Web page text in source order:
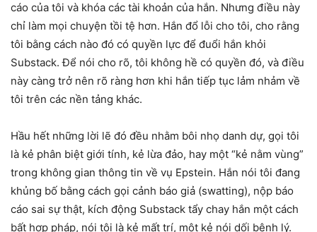
cáo của tôi và khóa các tài khoản của hắn. Nhưng điều này
chỉ làm mọi chuyện tồi tệ hơn. Hắn đổ lỗi cho tôi, cho rằng
tôi bằng cách nào đó có quyền lực để đuổi hắn khỏi
Substack. Để nói cho rõ, tôi không hề có quyền đó, và điều
này càng trở nên rõ ràng hơn khi hắn tiếp tục lảm nhảm về
tôi trên các nền tảng khác.
Hầu hết những lời lẽ đó đều nhằm bôi nhọ danh dự, gọi tôi
là kẻ phân biệt giới tính, kẻ lừa đảo, hay một “kẻ nằm vùng”
trong không gian thông tin về vụ Epstein. Hắn nói tôi đang
khủng bố bằng cách gọi cảnh báo giả (swatting), nộp báo
cáo sai sự thật, kích động Substack tẩy chay hắn một cách
bất hợp pháp, nói tôi là kẻ mất trí, một kẻ nói dối bệnh lý.